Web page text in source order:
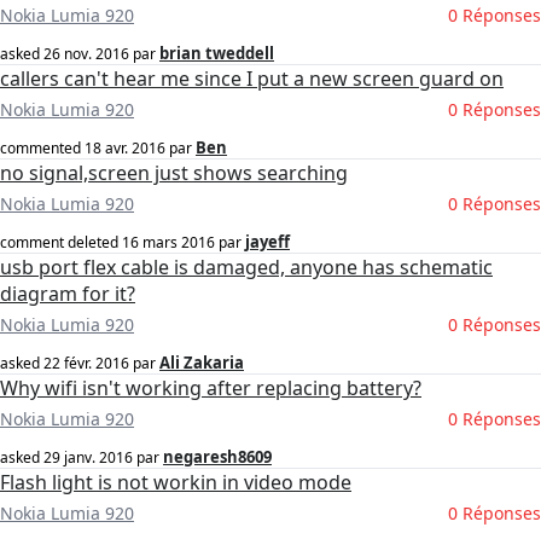
Nokia Lumia 920 0 Réponses
asked26 nov. 2016 par brian tweddell
callers can't hear me since I put a new screen guard on
Nokia Lumia 920 0 Réponses
commented 18 avr. 2016 par Ben
no signal,screen just shows searching
Nokia Lumia 920 0 Réponses
comment deleted 16 mars 2016 par jayeff
usb port flex cable is damaged, anyone has schematic
diagram for it?
Nokia Lumia 920 0 Réponses
asked22 févr. 2016 parAli Zakaria
Why wifi isn't working after replacing battery?
Nokia Lumia 920 0 Réponses
asked29 janv. 2016 par negaresh8609
Flash light is not workin in video mode
Nokia Lumia 920 0 Réponses